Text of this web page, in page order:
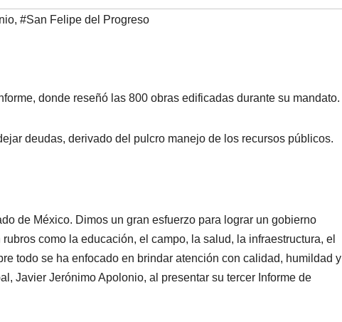
, #San Felipe del Progreso
donde reseñó las 800 obras edificadas durante su mandato.
deudas, derivado del pulcro manejo de los recursos públicos.
de México. Dimos un gran esfuerzo para lograr un gobierno
como la educación, el campo, la salud, la infraestructura, el
todo se ha enfocado en brindar atención con calidad, humildad y
Javier Jerónimo Apolonio, al presentar su tercer Informe de